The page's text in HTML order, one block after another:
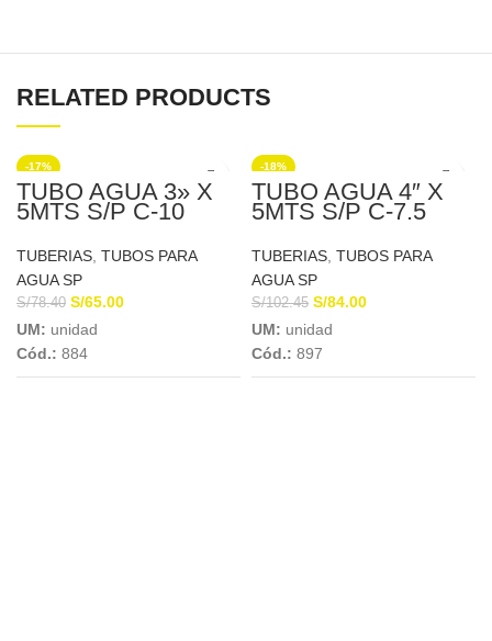
RELATED PRODUCTS
-17%
TUBO AGUA 3» X
5MTS S/P C-10
TUBERIAS TUBOS PARA
AGUA SP
S/78.40 S/65.00
UM: unidad
Cód.: 884
-18%
TUBO AGUA 4″ X
5MTS S/P C-7.5
TUBERIAS TUBOS PARA
AGUA SP
S/102.45 S/84.00
UM: unidad
Cód.: 897